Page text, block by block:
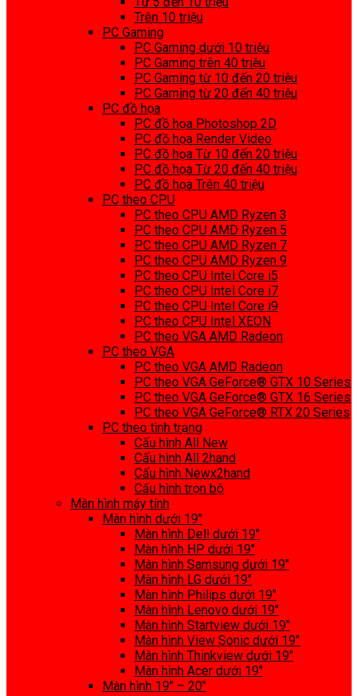
Trên 10 triệu
PC Gaming
PC Gaming dưới 10 triệu
PC Gaming trên 40 triệu
PC Gaming từ 10 đến 20 triệu
PC Gaming từ 20 đến 40 triệu
PC đồ họa
PC đồ họa Photoshop 2D
PC đồ họa Render Video
PC đồ họa Từ 10 đến 20 triệu
PC đồ họa Từ 20 đến 40 triệu
PC đồ họa Trên 40 triệu
PC theo CPU
PC theo CPU AMD Ryzen 3
PC theo CPU AMD Ryzen 5
PC theo CPU AMD Ryzen 7
PC theo CPU AMD Ryzen 9
PC theo CPU Intel Core i5
PC theo CPU Intel Core i7
PC theo CPU Intel Core i9
PC theo CPU Intel XEON
PC theo VGA AMD Radeon
PC theo VGA
PC theo VGA AMD Radeon
PC theo VGA GeForce® GTX 10 Series
PC theo VGA GeForce® GTX 16 Series
PC theo VGA GeForce® RTX 20 Series
PC theo tình trạng
Cấu hình All New
Cấu hình All 2hand
Cấu hình Newx2hand
Cấu hình trọn bộ
Màn hình máy tính
Màn hình dưới 19″
Màn hình Dell dưới 19″
Màn hình HP dưới 19″
Màn hình Samsung dưới 19″
Màn hình LG dưới 19″
Màn hình Philips dưới 19″
Màn hình Lenovo dưới 19″
Màn hình Startview dưới 19″
Màn hình View Sonic dưới 19″
Màn hình Thinkview dưới 19″
Màn hình Acer dưới 19″
Màn hình 19″ – 20″